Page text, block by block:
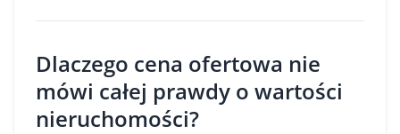
Dlaczego cena ofertowa nie
mówi całej prawdy o wartości
nieruchomości?